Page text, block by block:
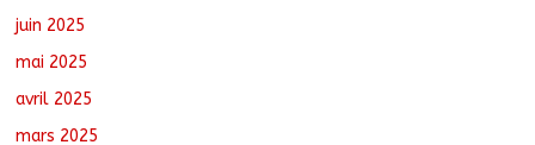
juin 2025
mai 2025
avril 2025
mars 2025